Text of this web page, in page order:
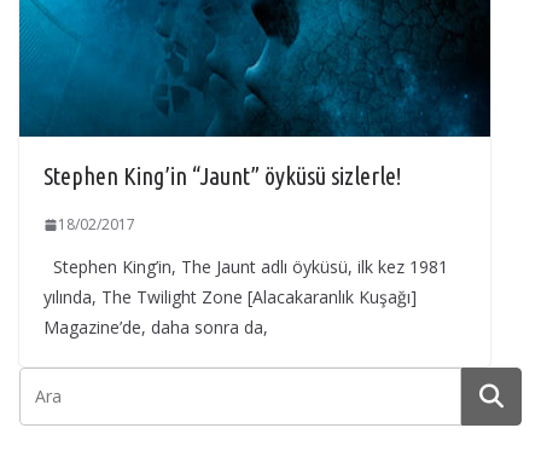
Stephen King’in “Jaunt” öyküsü sizlerle!
18/02/2017
Stephen King’in, The Jaunt adlı öyküsü, ilk kez 1981
yılında, The Twilight Zone [Alacakaranlık Kuşağı]
Magazine’de, daha sonra da,